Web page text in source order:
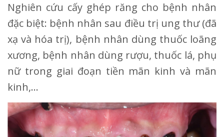
Nghiên cứu cấy ghép răng cho bệnh nhân
đặc biệt: bệnh nhân sau điều trị ung thư (đã
xạ và hóa trị), bệnh nhân dùng thuốc loãng
xương, bệnh nhân dùng rượu, thuốc lá, phụ
nữ trong giai đoạn tiền mãn kinh và mãn
kinh,...